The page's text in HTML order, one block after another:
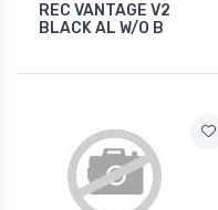
REC VANTAGE V2
BLACK AL W/O B